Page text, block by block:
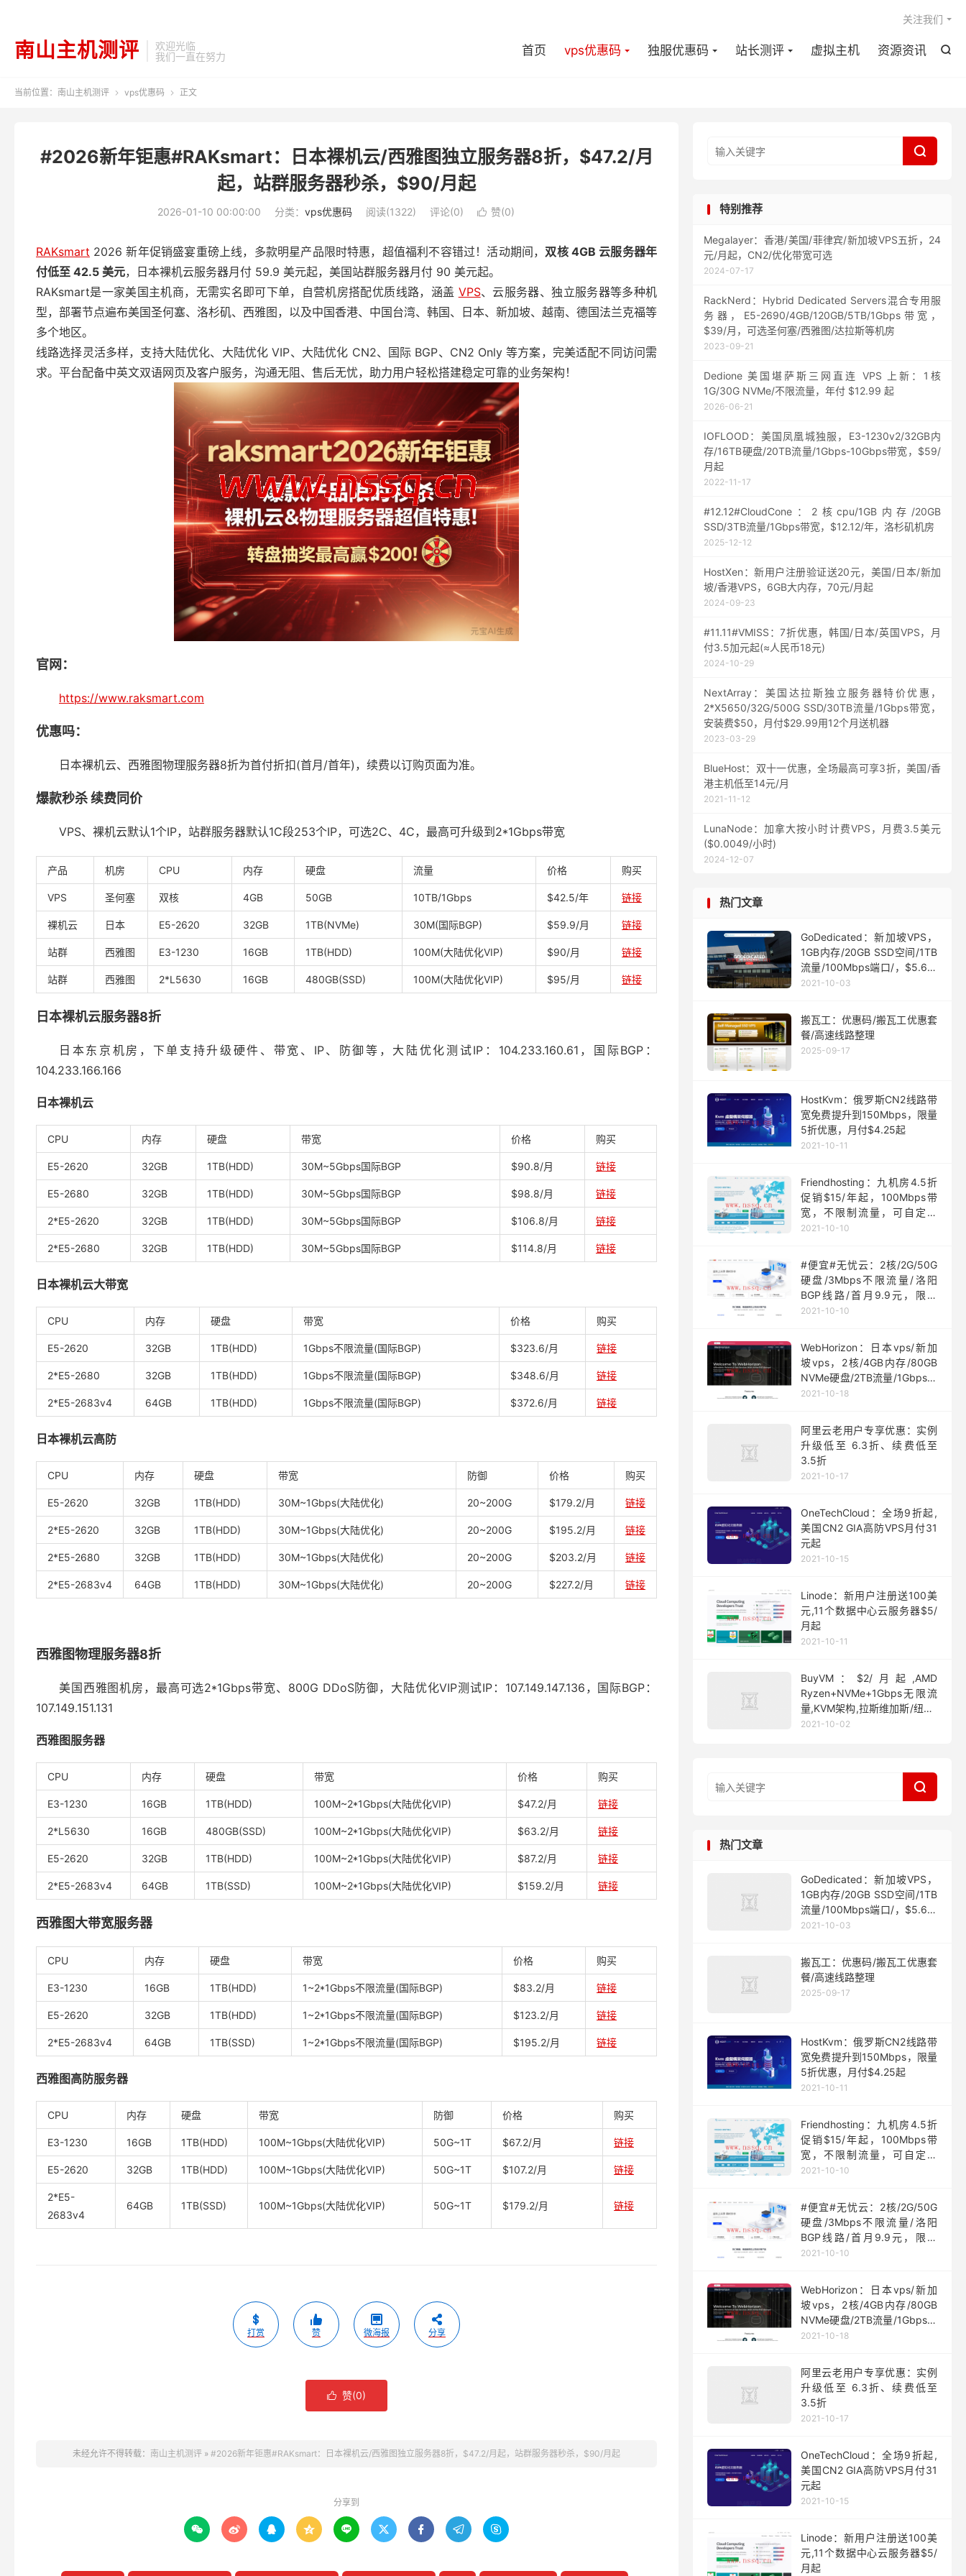
南山主机测评
欢迎光临
我们一直在努力

首页 vps优惠码 独服优惠码 站长测评 虚拟主机 资源资讯
关注我们
当前位置： 南山主机测评  vps优惠码  正文
#2026新年钜惠#RAKsmart：日本裸机云/西雅图独立服务器8折，$47.2/月
起，站群服务器秒杀，$90/月起
2026-01-10 00:00:00 分类： vps优惠码 阅读(1322) 评论(0)  赞(0)
RAKsmart 2026 新年促销盛宴重磅上线，多款明星产品限时特惠，超值福利不容错过！活动期间， 双核 4GB 云服务器年
付低至 42.5 美元，日本裸机云服务器月付 59.9 美元起，美国站群服务器月付 90 美元起。
RAKsmart是一家美国主机商，无需实名即可下单，自营机房搭配优质线路，涵盖 VPS、云服务器、独立服务器等多种机
型，部署节点遍布美国圣何塞、洛杉矶、西雅图，以及中国香港、中国台湾、韩国、日本、新加坡、越南、德国法兰克福等
多个地区。
线路选择灵活多样，支持大陆优化、大陆优化 VIP、大陆优化 CN2、国际 BGP、CN2 Only 等方案，完美适配不同访问需
求。平台配备中英文双语网页及客户服务，沟通无阻、售后无忧，助力用户轻松搭建稳定可靠的业务架构！
官网：
https://www.raksmart.com
优惠吗：
日本裸机云、西雅图物理服务器8折为首付折扣(首月/首年)，续费以订购页面为准。
爆款秒杀 续费同价
VPS、裸机云默认1个IP，站群服务器默认1C段253个IP，可选2C、4C，最高可升级到2*1Gbps带宽
产品 机房 CPU 内存 硬盘 流量 价格 购买
VPS 圣何塞 双核 4GB 50GB 10TB/1Gbps $42.5/年 链接
裸机云 日本 E5-2620 32GB 1TB(NVMe) 30M(国际BGP) $59.9/月 链接
站群 西雅图 E3-1230 16GB 1TB(HDD) 100M(大陆优化VIP) $90/月 链接
站群 西雅图 2*L5630 16GB 480GB(SSD) 100M(大陆优化VIP) $95/月 链接
日本裸机云服务器8折
日本东京机房，下单支持升级硬件、带宽、IP、防御等，大陆优化测试IP：104.233.160.61，国际BGP：
104.233.166.166
日本裸机云
CPU 内存 硬盘 带宽 价格 购买
E5-2620 32GB 1TB(HDD) 30M~5Gbps国际BGP $90.8/月 链接
E5-2680 32GB 1TB(HDD) 30M~5Gbps国际BGP $98.8/月 链接
2*E5-2620 32GB 1TB(HDD) 30M~5Gbps国际BGP $106.8/月 链接
2*E5-2680 32GB 1TB(HDD) 30M~5Gbps国际BGP $114.8/月 链接
日本裸机云大带宽
CPU 内存 硬盘 带宽 价格 购买
E5-2620 32GB 1TB(HDD) 1Gbps不限流量(国际BGP) $323.6/月 链接
2*E5-2680 32GB 1TB(HDD) 1Gbps不限流量(国际BGP) $348.6/月 链接
2*E5-2683v4 64GB 1TB(HDD) 1Gbps不限流量(国际BGP) $372.6/月 链接
日本裸机云高防
CPU 内存 硬盘 带宽 防御 价格 购买
E5-2620 32GB 1TB(HDD) 30M~1Gbps(大陆优化) 20~200G $179.2/月 链接
2*E5-2620 32GB 1TB(HDD) 30M~1Gbps(大陆优化) 20~200G $195.2/月 链接
2*E5-2680 32GB 1TB(HDD) 30M~1Gbps(大陆优化) 20~200G $203.2/月 链接
2*E5-2683v4 64GB 1TB(HDD) 30M~1Gbps(大陆优化) 20~200G $227.2/月 链接
西雅图物理服务器8折
美国西雅图机房，最高可选2*1Gbps带宽、800G DDoS防御，大陆优化VIP测试IP：107.149.147.136，国际BGP：
107.149.151.131
西雅图服务器
CPU 内存 硬盘 带宽 价格 购买
E3-1230 16GB 1TB(HDD) 100M~2*1Gbps(大陆优化VIP) $47.2/月 链接
2*L5630 16GB 480GB(SSD) 100M~2*1Gbps(大陆优化VIP) $63.2/月 链接
E5-2620 32GB 1TB(HDD) 100M~2*1Gbps(大陆优化VIP) $87.2/月 链接
2*E5-2683v4 64GB 1TB(SSD) 100M~2*1Gbps(大陆优化VIP) $159.2/月 链接
西雅图大带宽服务器
CPU 内存 硬盘 带宽 价格 购买
E3-1230 16GB 1TB(HDD) 1~2*1Gbps不限流量(国际BGP) $83.2/月 链接
E5-2620 32GB 1TB(HDD) 1~2*1Gbps不限流量(国际BGP) $123.2/月 链接
2*E5-2683v4 64GB 1TB(SSD) 1~2*1Gbps不限流量(国际BGP) $195.2/月 链接
西雅图高防服务器
CPU 内存 硬盘 带宽 防御 价格 购买
E3-1230 16GB 1TB(HDD) 100M~1Gbps(大陆优化VIP) 50G~1T $67.2/月 链接
E5-2620 32GB 1TB(HDD) 100M~1Gbps(大陆优化VIP) 50G~1T $107.2/月 链接
2*E5-
2683v4
64GB 1TB(SSD) 100M~1Gbps(大陆优化VIP) 50G~1T $179.2/月 链接
打赏 赞 微海报 分享
 赞(0)
未经允许不得转载： 南山主机测评 » #2026新年钜惠#RAKsmart：日本裸机云/西雅图独立服务器8折，$47.2/月起，站群服务器秒杀，$90/月起
分享到
        

特别推荐
Megalayer：香港/美国/菲律宾/新加坡VPS五折，24
元/月起，CN2/优化带宽可选
2024-07-17
RackNerd：Hybrid Dedicated Servers混合专用服
务器，E5-2690/4GB/120GB/5TB/1Gbps带宽，
$39/月，可选圣何塞/西雅图/达拉斯等机房
2023-09-21
Dedione 美国堪萨斯三网直连 VPS 上新：1核
1G/30G NVMe/不限流量，年付 $12.99 起
2026-06-21
IOFLOOD：美国凤凰城独服，E3-1230v2/32GB内
存/16TB硬盘/20TB流量/1Gbps-10Gbps带宽，$59/
月起
2022-11-17
#12.12#CloudCone：2核cpu/1GB内存/20GB
SSD/3TB流量/1Gbps带宽，$12.12/年，洛杉矶机房
2025-12-12
HostXen：新用户注册验证送20元，美国/日本/新加
坡/香港VPS，6GB大内存，70元/月起
2024-09-23
#11.11#VMISS：7折优惠，韩国/日本/英国VPS，月
付3.5加元起(≈人民币18元)
2024-10-29
NextArray：美国达拉斯独立服务器特价优惠，
2*X5650/32G/500G SSD/30TB流量/1Gbps带宽，
安装费$50，月付$29.99用12个月送机器
2023-03-29
BlueHost：双十一优惠，全场最高可享3折，美国/香
港主机低至14元/月
2021-11-12
LunaNode：加拿大按小时计费VPS，月费3.5美元
($0.0049/小时)
2024-12-07
热门文章
GoDedicated：新加坡VPS，
1GB内存/20GB SSD空间/1TB
流量/100Mbps端口/，$5.63/
月起
2021-10-03
搬瓦工：优惠码/搬瓦工优惠套
餐/高速线路整理
2025-09-17
HostKvm：俄罗斯CN2线路带
宽免费提升到150Mbps，限量
5折优惠，月付$4.25起
2021-10-11
Friendhosting：九机房4.5折
促销$15/年起，100Mbps带
宽，不限制流量，可自定义
ISO
2021-10-10
#便宜#无忧云：2核/2G/50G
硬盘/3Mbps不限流量/洛阳
BGP线路/首月9.9元，限量
200台
2021-10-10
WebHorizon：日本vps/新加
坡vps，2核/4GB内存/80GB
NVMe硬盘/2TB流量/1Gbps端
口，$5/月起
2021-10-18
阿里云老用户专享优惠：实例
升级低至 6.3折、续费低至
3.5折
2021-10-17
OneTechCloud：全场9折起,
美国CN2 GIA高防VPS月付31
元起
2021-10-15
Linode：新用户注册送100美
元,11个数据中心云服务器$5/
月起
2021-10-11
BuyVM：$2/月起,AMD
Ryzen+NVMe+1Gbps无限流
量,KVM架构,拉斯维加斯/纽约/
迈阿密
2021-10-02

热门文章
GoDedicated：新加坡VPS，
1GB内存/20GB SSD空间/1TB
流量/100Mbps端口/，$5.63/
月起
2021-10-03
搬瓦工：优惠码/搬瓦工优惠套
餐/高速线路整理
2025-09-17
HostKvm：俄罗斯CN2线路带
宽免费提升到150Mbps，限量
5折优惠，月付$4.25起
2021-10-11
Friendhosting：九机房4.5折
促销$15/年起，100Mbps带
宽，不限制流量，可自定义
ISO
2021-10-10
#便宜#无忧云：2核/2G/50G
硬盘/3Mbps不限流量/洛阳
BGP线路/首月9.9元，限量
200台
2021-10-10
WebHorizon：日本vps/新加
坡vps，2核/4GB内存/80GB
NVMe硬盘/2TB流量/1Gbps端
口，$5/月起
2021-10-18
阿里云老用户专享优惠：实例
升级低至 6.3折、续费低至
3.5折
2021-10-17
OneTechCloud：全场9折起,
美国CN2 GIA高防VPS月付31
元起
2021-10-15
Linode：新用户注册送100美
元,11个数据中心云服务器$5/
月起